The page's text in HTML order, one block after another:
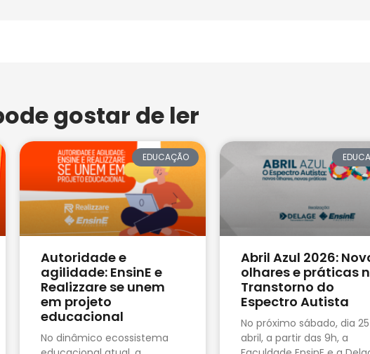
gostar de ler
EDUCAÇÃO
Autoridade e
agilidade: EnsinE e
Realizzare se unem
em projeto
educacional
No dinâmico ecossistema
Abril Azul 2026:
olhares e práticas
Transtorno do
Espectro Autista
No próximo sábado, dia
abril, a partir das 9h, a